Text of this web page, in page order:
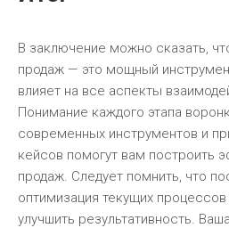
В заключение можно сказать,
продаж — это мощный
влияет на все аспекты
Понимание каждого этапа
современных инструментов и
кейсов помогут вам построить
продаж. Следует помнить, что
оптимизация текущих
улучшить результативность.